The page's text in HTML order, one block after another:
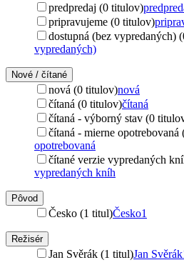
predpredaj (0 titulov)
pripravujeme (0 titulov)
dostupná (bez vypredaných)
vypredaných)
Nové / čítané
nová (0 titulov)nová
čítaná (0 titulov)čítaná
čítaná - výborný stav (0
čítaná - mierne
opotrebovaná
čítané verzie vypredaných
vypredaných kníh
Pôvod
Česko (1 titul)Česko1
Režisér
Jan Svěrák (1 titul)Jan Svěrák